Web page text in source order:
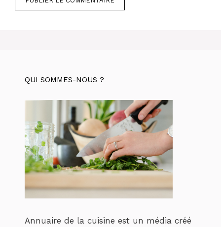
QUI SOMMES-NOUS ?
Annuaire de la cuisine est un média créé